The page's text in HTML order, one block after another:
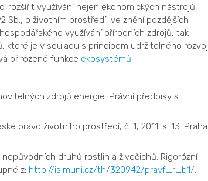
rozšířit využívání nejen ekonomických nástrojů,
Sb., o životním prostředí, ve znění pozdějších
využívání přírodních zdrojů, tak
které je v souladu s principem udržitelného
přirozené funkce ekosystémů
zdrojů energie. Právní předpisy s
právo životního prostředí, č. 1, 2011. s. 13. Praha:
nepůvodních druhů rostlin a živočichů. Rigorózní
z: http://is.muni.cz/th/320942/pravf_r_b1/.